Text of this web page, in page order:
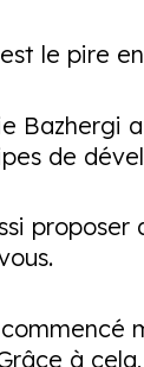
le pire
Bazhergi
de
commencé
à